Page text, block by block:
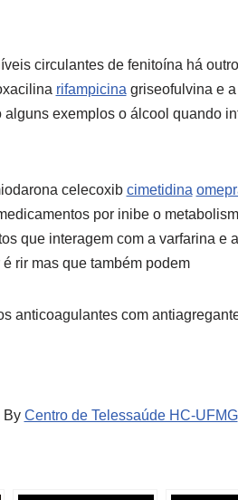
circulantes de fenitoína há
rifampicina griseofulvina e
exemplos o álcool quando
celecoxib cimetidina
por inibe o
que interagem com a varfarina e
rir mas que também podem
anticoagulantes com
By Centro de Telessaúde HC-UFMG